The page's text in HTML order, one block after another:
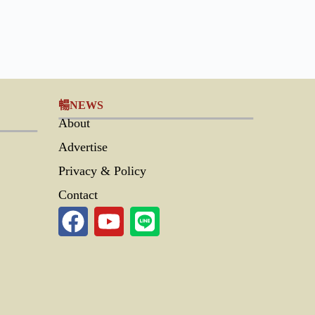
暢NEWS
About
Advertise
Privacy & Policy
Contact